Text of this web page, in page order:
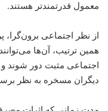
معمول قدرتمندتر هستند.
از نظر اجتماعی برون‌گرا،
همین ترتیب، آن‌ها
اجتماعی مثبت دور شوند
دیگران مسخره به نظر